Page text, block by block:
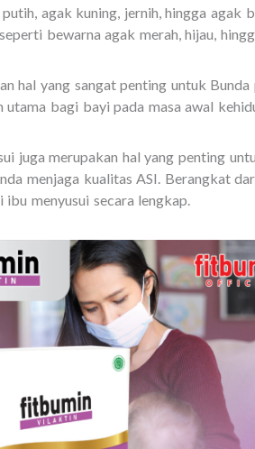
agak kuning, jernih, hingga agak
bewarna agak merah, hijau,
hal yang sangat penting untuk
utama bagi bayi pada masa awal
juga merupakan hal yang penting
menjaga kualitas ASI. Berangkat
menyusui secara lengkap.